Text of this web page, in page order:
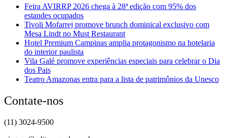
Feira AVIRRP 2026 chega à 28ª edição com 95% dos
estandes ocupados
Tivoli Mofarrej promove brunch dominical exclusivo com
Mesa Lindt no Must Restaurant
Hotel Premium Campinas amplia protagonismo na hotelaria
do interior paulista
Vila Galé promove experiências especiais para celebrar o Dia
dos Pais
Teatro Amazonas entra para a lista de patrimônios da Unesco
Contate-nos
(11) 3024-9500